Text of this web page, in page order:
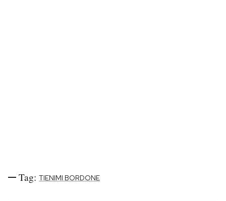
Tag: TIENIMI BORDONE